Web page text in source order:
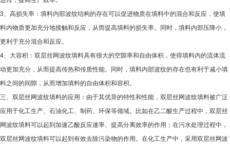
3、高损失率：填料内部波纹结构的存在可以促进物质在填料中的混合和反应，使填
料内物质更加充分地接触和反应，从而提高填料的损失率。同时，填料内部压降小，
更利于充分混合和反应。
4、大容积：双层丝网波纹填料具有很大的空隙率和自由体积，使得填料内的流体流
动更加充分，从而提高传热和传质性能。同时，填料内部波纹的存在也有利于减小填
料之间的间隙，从而增加填料的自由体积和容积。
三、双层丝网波纹填料的应用：由于其优异的特性和性能，双层丝网波纹填料被广泛
应用于化工生产、石油化工、制药、环保等领域。比如在乙二酸生产过程中，双层丝
网波纹填料可以起到加速乙酸反应速率、提高分离效率的作用；在污水处理过程中，
双层丝网波纹填料可以起到有效去除污染物的作用。在化工生产中，采用双层丝网波